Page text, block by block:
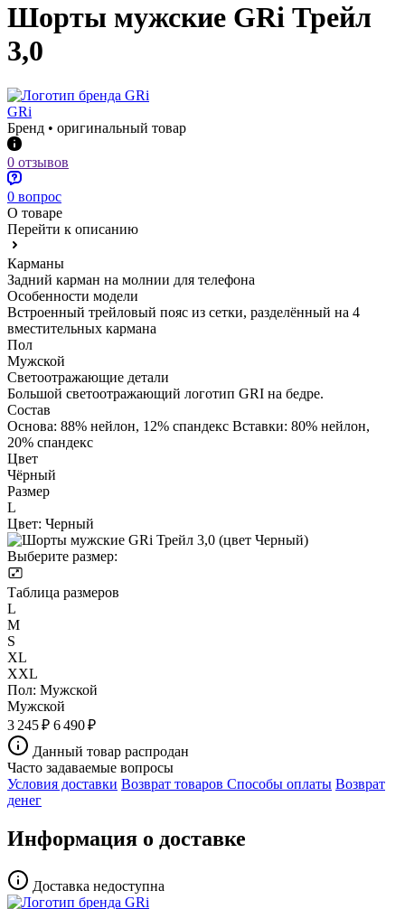
Шорты мужские GRi Трейл
3,0
GRi
Бренд • оригинальный товар
0 отзывов
0 вопрос
О товаре
Перейти к описанию
Карманы
Задний карман на молнии для телефона
Особенности модели
Встроенный трейловый пояс из сетки, разделённый на 4
вместительных кармана
Пол
Мужской
Светоотражающие детали
Большой светоотражающий логотип GRI на бедре.
Состав
Основа: 88% нейлон, 12% спандекс Вставки: 80% нейлон,
20% спандекс
Цвет
Чёрный
Размер
L
Цвет: Черный
Выберите размер:
Таблица размеров
L
M
S
XL
XXL
Пол: Мужской
Мужской
3 245 ₽ 6 490 ₽
Данный товар распродан
Часто задаваемые вопросы
Условия доставки Возврат товаров Способы оплаты Возврат
денег
Информация о доставке
Доставка недоступна